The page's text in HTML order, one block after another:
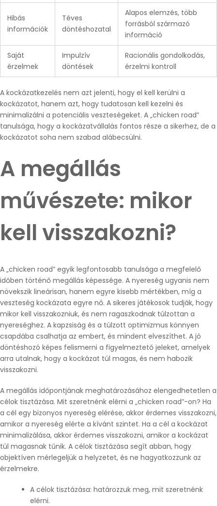
Hibás
információk
Téves
döntéshozatal
Alapos elemzés, több
forrásból származó
információ
Saját
érzelmek
Impulzív
döntések
Racionális gondolkodás,
érzelmi kontroll
A kockázatkezelés nem azt jelenti, hogy el kell kerülni a
kockázatot, hanem azt, hogy tudatosan kell kezelni és
minimalizálni a potenciális veszteségeket. A „chicken road”
tanulsága, hogy a kockázatvállalás fontos része a sikerhez, de a
kockázatot soha nem szabad alábecsülni.
A megállás
művészete: mikor
kell visszakozni?
A „chicken road” egyik legfontosabb tanulsága a megfelelő
időben történő megállás képessége. A nyereség ugyanis nem
növekszik lineárisan, hanem egyre kisebb mértékben, míg a
veszteség kockázata egyre nő. A sikeres játékosok tudják, hogy
mikor kell visszakozniuk, és nem ragaszkodnak túlzottan a
nyereséghez. A kapzsiság és a túlzott optimizmus könnyen
csapdába csalhatja az embert, és mindent elveszíthet. A jó
döntéshozó képes felismerni a figyelmeztető jeleket, amelyek
arra utalnak, hogy a kockázat túl magas, és nem habozik
visszakozni.
A megállás időpontjának meghatározásához elengedhetetlen a
célok tisztázása. Mit szeretnénk elérni a „chicken road”-on? Ha
a cél egy bizonyos nyereség elérése, akkor érdemes visszakozni,
amikor a nyereség elérte a kívánt szintet. Ha a cél a kockázat
minimalizálása, akkor érdemes visszakozni, amikor a kockázat
túl magasnak tűnik. A célok tisztázása segít abban, hogy
objektíven mérlegeljük a helyzetet, és ne hagyatkozzunk az
érzelmekre.
A célok tisztázása: határozzuk meg, mit szeretnénk
elérni.